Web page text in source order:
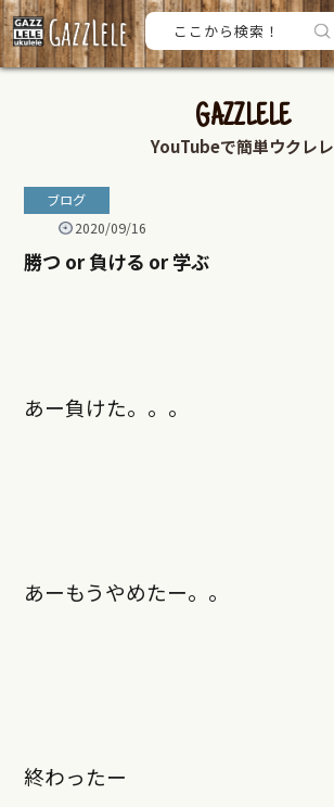
GAZZLELE
YouTubeで簡単ウクレレ
ブログ
2020/09/16
勝つ or 負ける or 学ぶ
あー負けた。。。
あーもうやめたー。。
終わったー